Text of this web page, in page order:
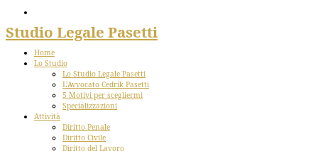
Studio Legale Pasetti
Home
Lo Studio
Lo Studio Legale Pasetti
L’Avvocato Cedrik Pasetti
5 Motivi per scegliermi
Specializzazioni
Attività
Diritto Penale
Diritto Civile
Diritto del Lavoro